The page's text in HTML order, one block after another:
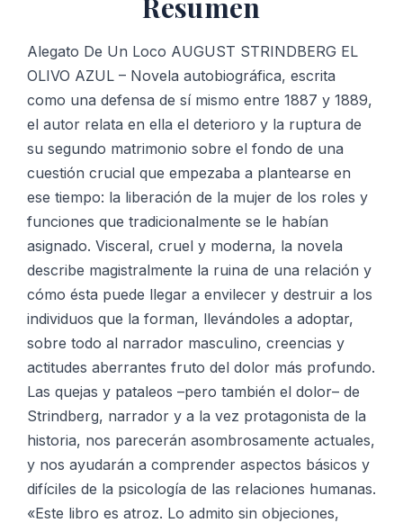
Alegato De Un Loco AUGUST STRINDBERG EL
OLIVO AZUL – Novela autobiográfica, escrita
como una defensa de sí mismo entre 1887 y 1889,
el autor relata en ella el deterioro y la ruptura de
su segundo matrimonio sobre el fondo de una
cuestión crucial que empezaba a plantearse en
ese tiempo: la liberación de la mujer de los roles y
funciones que tradicionalmente se le habían
asignado. Visceral, cruel y moderna, la novela
describe magistralmente la ruina de una relación y
cómo ésta puede llegar a envilecer y destruir a los
individuos que la forman, llevándoles a adoptar,
sobre todo al narrador masculino, creencias y
actitudes aberrantes fruto del dolor más profundo.
Las quejas y pataleos –pero también el dolor– de
Strindberg, narrador y a la vez protagonista de la
historia, nos parecerán asombrosamente actuales,
y nos ayudarán a comprender aspectos básicos y
difíciles de la psicología de las relaciones humanas.
«Este libro es atroz. Lo admito sin objeciones,